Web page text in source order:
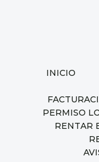
INICIO
PERMISO
RENTAR